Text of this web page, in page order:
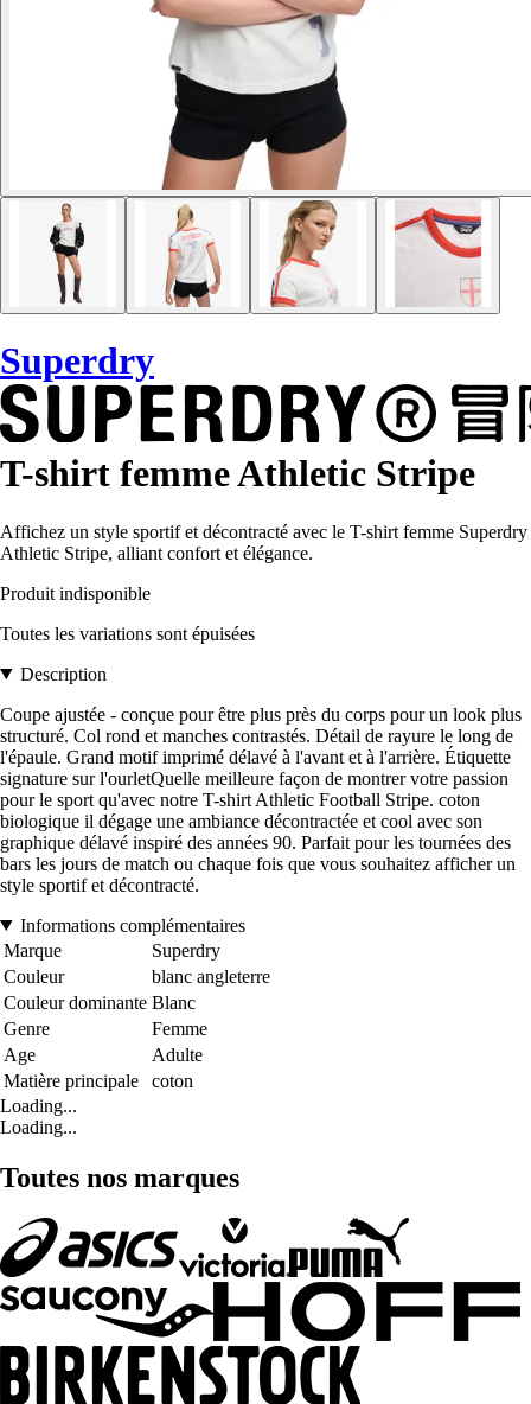
Superdry
T-shirt femme Athletic Stripe
Affichez un style sportif et décontracté avec le T-shirt femme Superdry
Athletic Stripe, alliant confort et élégance.
Produit indisponible
Toutes les variations sont épuisées
Description
Coupe ajustée - conçue pour être plus près du corps pour un look plus
structuré. Col rond et manches contrastés. Détail de rayure le long de
l'épaule. Grand motif imprimé délavé à l'avant et à l'arrière. Étiquette
signature sur l'ourletQuelle meilleure façon de montrer votre passion
pour le sport qu'avec notre T-shirt Athletic Football Stripe. coton
biologique il dégage une ambiance décontractée et cool avec son
graphique délavé inspiré des années 90. Parfait pour les tournées des
bars les jours de match ou chaque fois que vous souhaitez afficher un
style sportif et décontracté.
Informations complémentaires
Marque
Superdry
Couleur
blanc angleterre
Couleur dominante Blanc
Genre
Femme
Age
Adulte
Matière principale
coton
Loading...
Loading...
Toutes nos marques